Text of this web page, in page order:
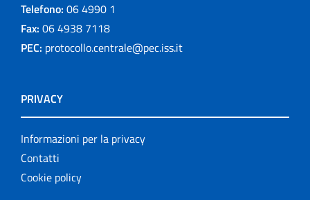
Telefono: 06 4990 1
Fax: 06 4938 7118
PEC: protocollo.centrale@pec.iss.it
PRIVACY
Informazioni per la privacy
Contatti
Cookie policy